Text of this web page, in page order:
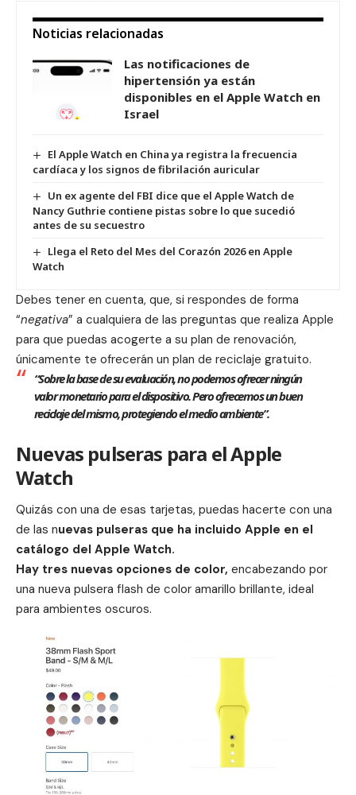
Noticias relacionadas
Las notificaciones de
hipertensión ya están
disponibles en el Apple Watch en
Israel
El Apple Watch en China ya registra la frecuencia
cardíaca y los signos de fibrilación auricular
Un ex agente del FBI dice que el Apple Watch de
Nancy Guthrie contiene pistas sobre lo que sucedió
antes de su secuestro
Llega el Reto del Mes del Corazón 2026 en Apple
Watch
Debes tener en cuenta, que, si respondes de forma
“negativa” a cualquiera de las preguntas que realiza Apple
para que puedas acogerte a su plan de renovación,
únicamente te ofrecerán un plan de reciclaje gratuito.
“Sobre la base de su evaluación, no podemos ofrecer ningún
valor monetario para el dispositivo. Pero ofrecemos un buen
reciclaje del mismo, protegiendo el medio ambiente”.
Nuevas pulseras para el Apple
Watch
Quizás con una de esas tarjetas, puedas hacerte con una
de las nuevas pulseras que ha incluido Apple en el
catálogo del Apple Watch.
Hay tres nuevas opciones de color, encabezando por
una nueva pulsera flash de color amarillo brillante, ideal
para ambientes oscuros.